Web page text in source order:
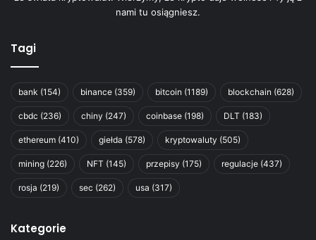
nami tu osiągniesz.
Tagi
bank (154) binance (359) bitcoin (1189) blockchain (628)
cbdc (236) chiny (247) coinbase (198) DLT (183)
ethereum (410) giełda (578) kryptowaluty (505)
mining (226) NFT (145) przepisy (175) regulacje (437)
rosja (219) sec (262) usa (317)
Kategorie